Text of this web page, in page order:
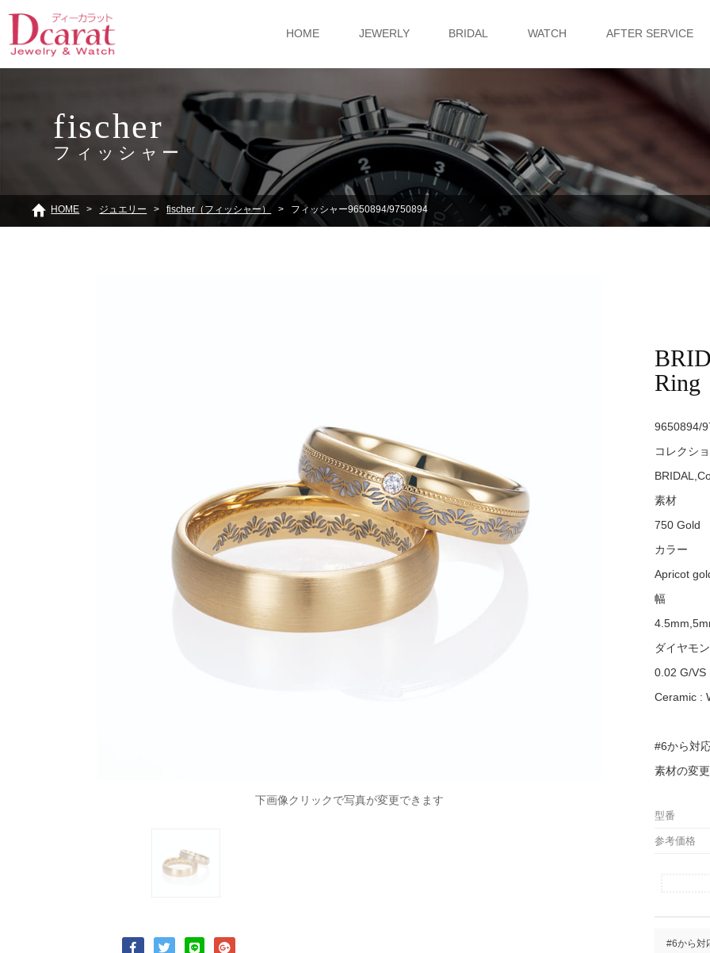
HOME JEWERLY BRIDAL WATCH AFTER SERVICE
fischer
フィッシャー
HOME ジュエリー fischer（フィッシャー） フィッシャー9650894/9750894
下画像クリックで写真が変更できます
Ring
9650894/
コレクシ
素材
750 Gold
カラー
Apricot
幅
ダイヤモ
0.02 G/VS
Ceramic :
#6から対
素材の変
型番
参考価格
#6から対